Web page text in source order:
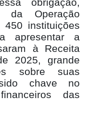
obrigação,
da Operação
instituições
apresentar a
à Receita
2025, grande
sobre suas
chave no
das